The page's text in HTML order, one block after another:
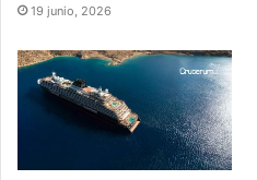
19 junio, 2026